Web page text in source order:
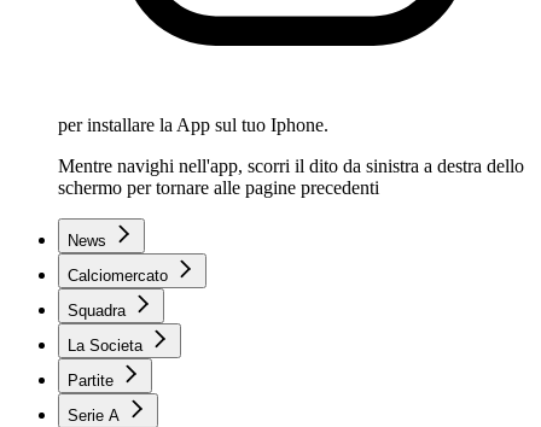
per installare la App sul tuo Iphone.
Mentre navighi nell'app, scorri il dito da sinistra a destra dello
schermo per tornare alle pagine precedenti
News
Calciomercato
Squadra
La Societa
Partite
Serie A